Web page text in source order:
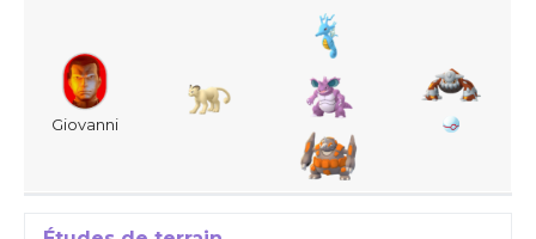
Giovanni